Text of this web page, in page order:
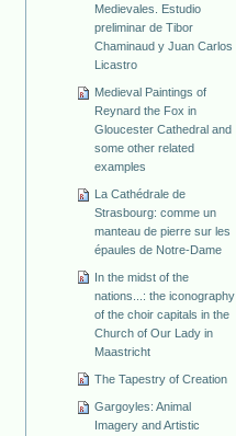
Medievales. Estudio
preliminar de Tibor
Chaminaud y Juan Carlos
Licastro
Medieval Paintings of
Reynard the Fox in
Gloucester Cathedral and
some other related
examples
La Cathédrale de
Strasbourg: comme un
manteau de pierre sur les
épaules de Notre-Dame
In the midst of the
nations...: the iconography
of the choir capitals in the
Church of Our Lady in
Maastricht
The Tapestry of Creation
Gargoyles: Animal
Imagery and Artistic